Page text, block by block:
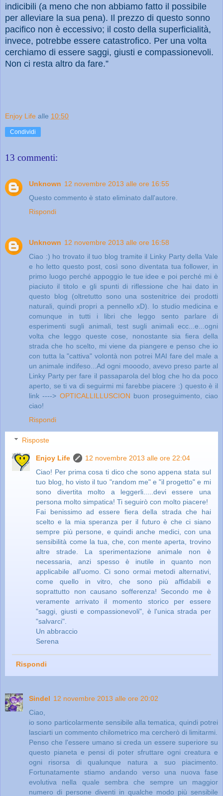
indicibili (a meno che non abbiamo fatto il possibile
per alleviare la sua pena). Il prezzo di questo sonno
pacifico non è eccessivo; il costo della superficialità,
invece, potrebbe essere catastrofico. Per una volta
cerchiamo di essere saggi, giusti e compassionevoli.
Non ci resta altro da fare.”
Enjoy Life alle 10:50
Condividi
13 commenti:
Unknown 12 novembre 2013 alle ore 16:55
Questo commento è stato eliminato dall'autore.
Rispondi
Unknown 12 novembre 2013 alle ore 16:58
Ciao :) ho trovato il tuo blog tramite il Linky Party della Vale
e ho letto questo post, così sono diventata tua follower, in
primo luogo perché appoggio le tue idee e poi perché mi è
piaciuto il titolo e gli spunti di riflessione che hai dato in
questo blog (oltretutto sono una sostenitrice dei prodotti
naturali, quindi propri a pennello xD). Io studio medicina e
comunque in tutti i libri che leggo sento parlare di
esperimenti sugli animali, test sugli animali ecc...e...ogni
volta che leggo queste cose, nonostante sia fiera della
strada che ho scelto, mi viene da piangere e penso che io
con tutta la "cattiva" volontà non potrei MAI fare del male a
un animale indifeso...Ad ogni mooodo, avevo preso parte al
Linky Party per fare il passaparola del blog che ho da poco
aperto, se ti va di seguirmi mi farebbe piacere :) questo è il
link ----> OPTICALLILLUSCION buon proseguimento, ciao
ciao!
Rispondi
Risposte
Enjoy Life
12 novembre 2013 alle ore 22:04
Ciao! Per prima cosa ti dico che sono appena stata sul
tuo blog, ho visto il tuo "random me" e "il progetto" e mi
sono divertita molto a leggerli.....devi essere una
persona molto simpatica! Ti seguirò con molto piacere!
Fai benissimo ad essere fiera della strada che hai
scelto e la mia speranza per il futuro è che ci siano
sempre più persone, e quindi anche medici, con una
sensibilità come la tua, che, con mente aperta, trovino
altre strade. La sperimentazione animale non è
necessaria, anzi spesso è inutile in quanto non
applicabile all'uomo. Ci sono ormai metodi alternativi,
come quello in vitro, che sono più affidabili e
soprattutto non causano sofferenza! Secondo me è
veramente arrivato il momento storico per essere
"saggi, giusti e compassionevoli", è l'unica strada per
"salvarci".
Un abbraccio
Serena
Rispondi
Sindel 12 novembre 2013 alle ore 20:02
Ciao,
io sono particolarmente sensibile alla tematica, quindi potrei
lasciarti un commento chilometrico ma cercherò di limitarmi.
Penso che l'essere umano si creda un essere superiore su
questo pianeta e pensi di poter sfruttare ogni creatura e
ogni risorsa di qualunque natura a suo piacimento.
Fortunatamente stiamo andando verso una nuova fase
evolutiva nella quale sembra che sempre un maggior
numero di persone diventi in qualche modo più sensibile